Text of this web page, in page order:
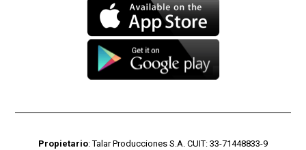
Propietario: Talar Producciones S.A. CUIT: 33-71448833-9